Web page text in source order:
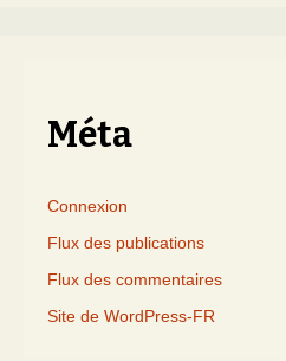
Méta
Connexion
Flux des publications
Flux des commentaires
Site de WordPress-FR